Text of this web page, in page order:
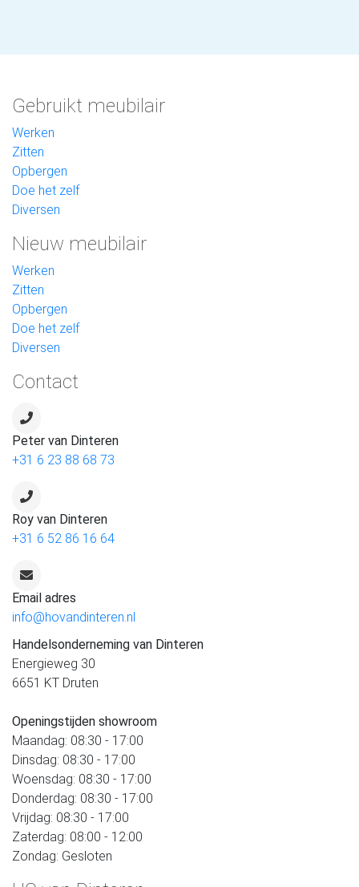
Gebruikt meubilair
Werken
Zitten
Opbergen
Doe het zelf
Diversen
Nieuw meubilair
Werken
Zitten
Opbergen
Doe het zelf
Diversen
Contact
Peter van Dinteren
+31 6 23 88 68 73
Roy van Dinteren
+31 6 52 86 16 64
Email adres
info@hovandinteren.nl
Handelsonderneming van Dinteren
Energieweg 30
6651 KT Druten
Openingstijden showroom
Maandag: 08:30 - 17:00
Dinsdag: 08:30 - 17:00
Woensdag: 08:30 - 17:00
Donderdag: 08:30 - 17:00
Vrijdag: 08:30 - 17:00
Zaterdag: 08:00 - 12:00
Zondag: Gesloten